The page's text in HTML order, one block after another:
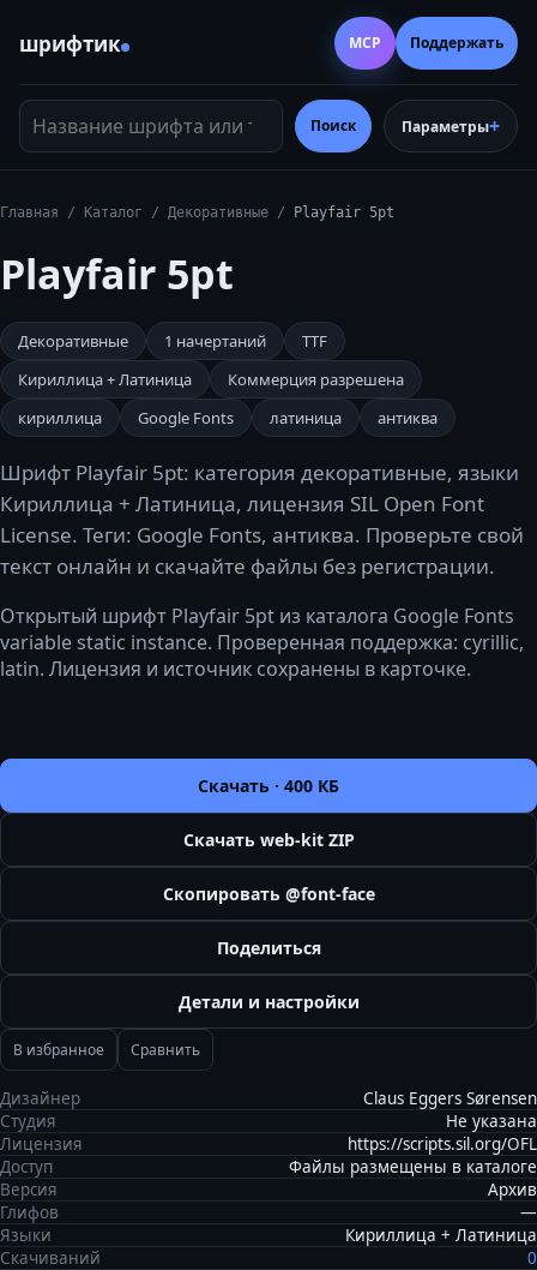
шрифтик
Название шрифта или тег
Поиск Параметры
MCP Поддержать
Главная / Каталог / Декоративные / Playfair 5pt
Playfair 5pt
Декоративные 1 начертаний
TTF
Кириллица + Латиница
Коммерция разрешена
кириллица
Google Fonts латиница антиква
Шрифт Playfair 5pt: категория декоративные, языки
Кириллица + Латиница, лицензия SIL Open Font
License. Теги: Google Fonts, антиква. Проверьте свой
текст онлайн и скачайте файлы без регистрации.
Открытый шрифт Playfair 5pt из каталога Google Fonts
variable static instance. Проверенная поддержка: cyrillic,
latin. Лицензия и источник сохранены в карточке.
Скачать · 400 КБ
Скачать web-kit ZIP
Скопировать @font-face
Поделиться
Детали и настройки
В избранное Сравнить
Дизайнер
Claus Eggers Sørensen
Студия
Не указана
Лицензия
https://scripts.sil.org/OFL
Доступ
Файлы размещены в каталоге
Версия
Архив
Глифов
—
Языки
Кириллица + Латиница
Скачиваний
0